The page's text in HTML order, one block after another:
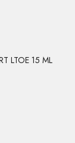
LTOE 15 ML